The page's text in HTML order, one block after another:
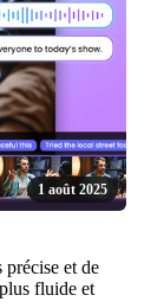
1 août 2025
et de
fluide et